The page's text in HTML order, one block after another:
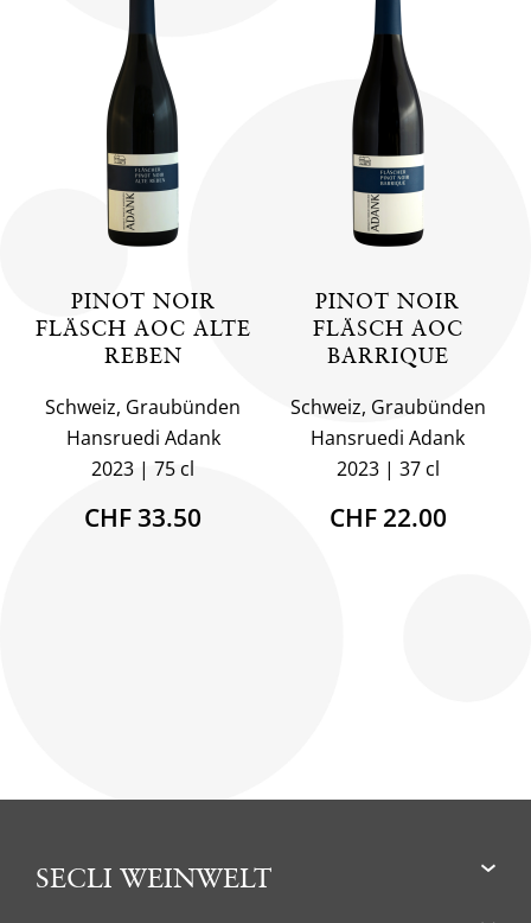
PINOT NOIR
FLÄSCH AOC ALTE
REBEN
Schweiz, Graubünden
Hansruedi Adank
2023
75 cl
CHF 33.50
PINOT NOIR
FLÄSCH AOC
BARRIQUE
Schweiz, Graubünden
Hansruedi Adank
2023
37 cl
CHF 22.00
SECLI WEINWELT